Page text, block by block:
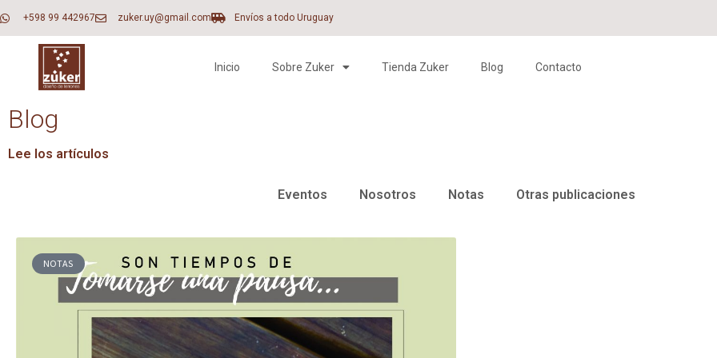
+598 99 442967 zuker.uy@gmail.com Envíos a todo Uruguay
Inicio Sobre Zuker Tienda Zuker Blog Contacto
Blog
Lee los artículos
Eventos Nosotros Notas Otras publicaciones
NOTAS